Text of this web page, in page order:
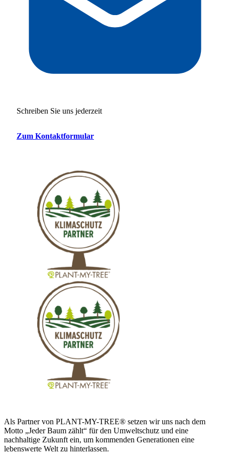
Schreiben Sie uns jederzeit
Zum Kontaktformular
Als Partner von PLANT-MY-TREE® setzen wir uns nach dem
Motto „Jeder Baum zählt“ für den Umweltschutz und eine
nachhaltige Zukunft ein, um kommenden Generationen eine
lebenswerte Welt zu hinterlassen.